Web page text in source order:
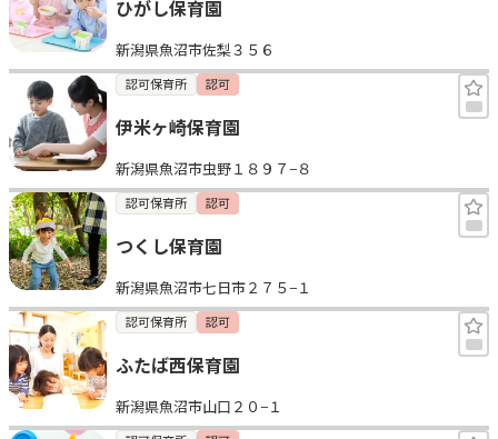
ひがし保育園
新潟県魚沼市佐梨３５６
認可保育所 認可
伊米ヶ崎保育園
新潟県魚沼市虫野１８９７−８
認可保育所 認可
つくし保育園
新潟県魚沼市七日市２７５−１
認可保育所 認可
ふたば西保育園
新潟県魚沼市山口２０−１